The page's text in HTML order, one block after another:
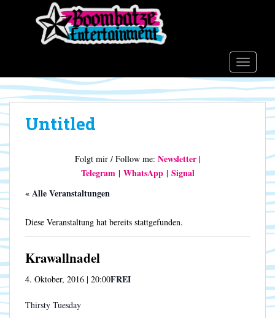
o
m
a
c
t
e
n
Untitled
Folgt mir / Follow me: Newsletter|
Telegram| WhatsApp| Signal
« Alle Veranstaltungen
Diese Veranstaltung hat bereits stattgefunden.
Krawallnadel
4. Oktober, 2016 | 20:00FREI
Thirsty Tuesday